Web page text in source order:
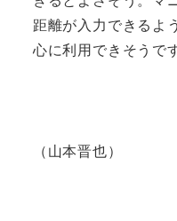
距離が入力できるよ
心に利用できそうです
（山本晋也）